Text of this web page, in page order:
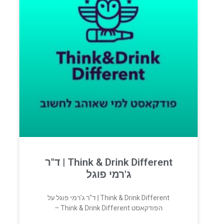
Think & Drink Different | ד"ר
ג'רמי פוגל
Think & Drink Different | ד"ר ג'רמי פוגל על
הפודקאסט Think & Drink Different –